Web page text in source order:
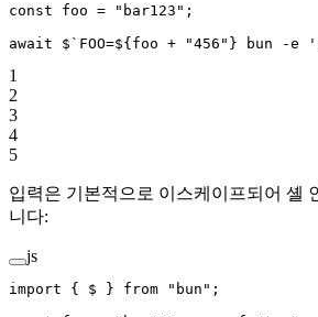
const foo = "bar123" ;
await $ `FOO=${foo + "456"} bun -e
1
2
3
4
5
입력은 기본적으로 이스케이프되어 셸
니다:
js
import { $ } from "bun" ;